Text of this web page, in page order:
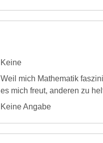
Keine
Weil mich Mathematik
es mich freut, anderen zu
Keine Angabe